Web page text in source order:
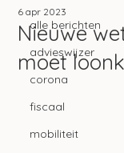
alle berichten
advieswijzer
corona
fiscaal
mobiliteit
Nieuwe
moet
6 apr 2023